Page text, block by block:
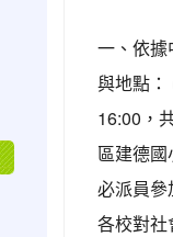
一、依
與地點：
16:00，
區建德
必派員
各校對社